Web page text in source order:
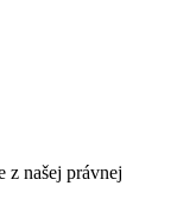
z našej právnej